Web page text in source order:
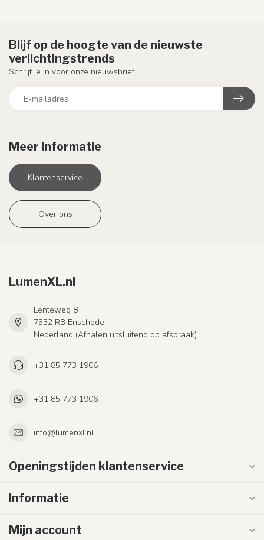
Meer informatie
Klantenservice
Over ons
Blijf op de hoogte van de nieuwste
verlichtingstrends
Schrijf je in voor onze nieuwsbrief.
LumenXL.nl
Lenteweg 8
7532 RB Enschede
Nederland (Afhalen uitsluitend op afspraak)
+31 85 773 1906
+31 85 773 1906
info@lumenxl.nl
Openingstijden klantenservice
Informatie
Mijn account